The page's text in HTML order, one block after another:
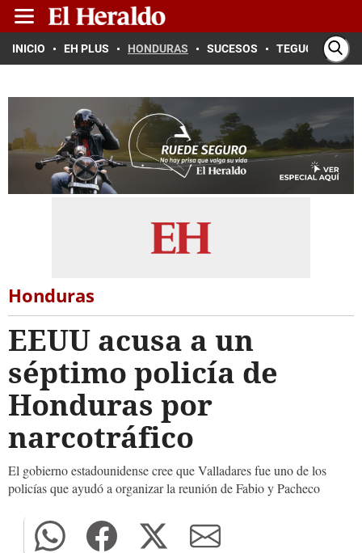
INICIO EH PLUS HONDURAS SUCESOS TEGUCIGALPA
Honduras
EEUU acusa a un
séptimo policía de
Honduras por
narcotráfico
El gobierno estadounidense cree que Valladares fue uno de los
policías que ayudó a organizar la reunión de Fabio y Pacheco